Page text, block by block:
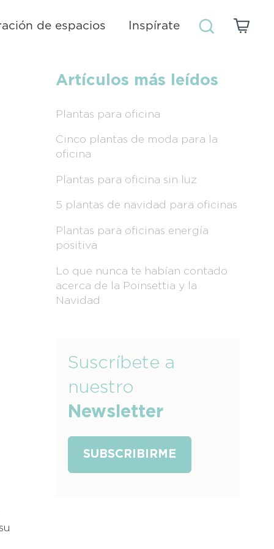
de espacios Inspírate
Artículos más leídos
Plantas para oficina
Cinco plantas de moda para la
oficina
Plantas para oficina sin luz
5 plantas de navidad para oficinas
Plantas para oficinas energía
positiva
Lo que nunca te habían contado
acerca de la Poinsettia y la
Navidad
Suscríbete a
nuestro
Newsletter
SUBSCRIBIRME